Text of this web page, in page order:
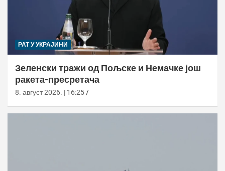
РАТ У УКРАЈИНИ
Зеленски тражи од Пољске и Немачке још
ракета-пресретача
8. август 2026. | 16:25